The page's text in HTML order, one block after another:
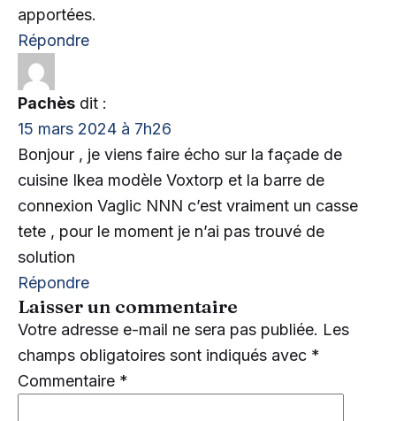
apportées.
Répondre
Pachès dit :
15 mars 2024 à 7h26
Bonjour , je viens faire écho sur la façade de
cuisine Ikea modèle Voxtorp et la barre de
connexion Vaglic NNN c’est vraiment un casse
tete , pour le moment je n’ai pas trouvé de
solution
Répondre
Laisser un commentaire
Votre adresse e-mail ne sera pas publiée. Les
champs obligatoires sont indiqués avec *
Commentaire *